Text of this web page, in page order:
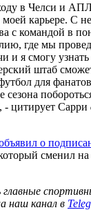
в Челси и
карьере. С
с командой в
где мы
и я смогу
штаб
для
- цитирует Сарри
о
сменил на
наш канал в